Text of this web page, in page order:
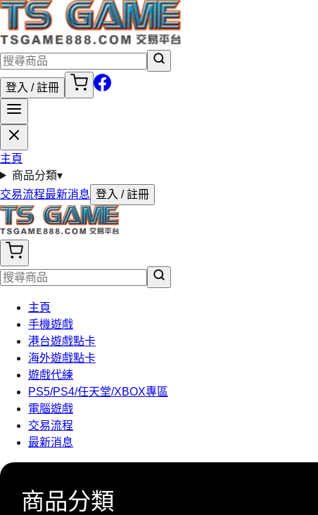
登入 / 註冊
主頁
商品分類▾
交易流程最新消息 登入 / 註冊
主頁
手機遊戲
港台遊戲點卡
海外遊戲點卡
遊戲代練
PS5/PS4/任天堂/XBOX專區
電腦遊戲
交易流程
最新消息
商品分類